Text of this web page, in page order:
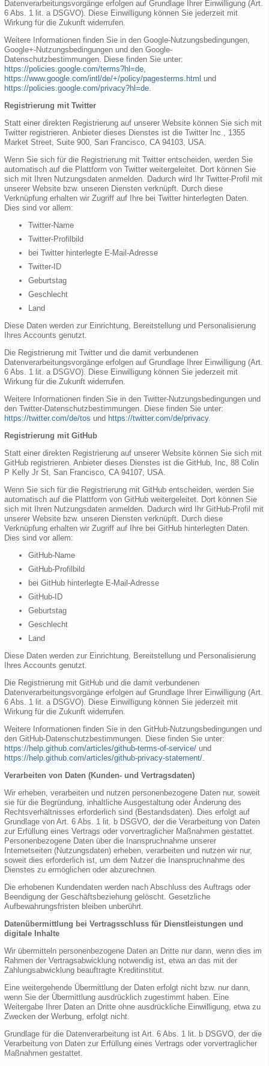
Datenverarbeitungsvorgänge erfolgen auf Grundlage Ihrer Einwilligung (Art.
6 Abs. 1 lit. a DSGVO). Diese Einwilligung können Sie jederzeit mit
Wirkung für die Zukunft widerrufen.
Weitere Informationen finden Sie in den Google-Nutzungsbedingungen,
Google+-Nutzungsbedingungen und den Google-
Datenschutzbestimmungen. Diese finden Sie unter:
https://policies.google.com/terms?hl=de,
https://www.google.com/intl/de/+/policy/pagesterms.html und
https://policies.google.com/privacy?hl=de.
Registrierung mit Twitter
Statt einer direkten Registrierung auf unserer Website können Sie sich mit
Twitter registrieren. Anbieter dieses Dienstes ist die Twitter Inc., 1355
Market Street, Suite 900, San Francisco, CA 94103, USA.
Wenn Sie sich für die Registrierung mit Twitter entscheiden, werden Sie
automatisch auf die Plattform von Twitter weitergeleitet. Dort können Sie
sich mit Ihren Nutzungsdaten anmelden. Dadurch wird Ihr Twitter-Profil mit
unserer Website bzw. unseren Diensten verknüpft. Durch diese
Verknüpfung erhalten wir Zugriff auf Ihre bei Twitter hinterlegten Daten.
Dies sind vor allem:
Twitter-Name
Twitter-Profilbild
bei Twitter hinterlegte E-Mail-Adresse
Twitter-ID
Geburtstag
Geschlecht
Land
Diese Daten werden zur Einrichtung, Bereitstellung und Personalisierung
Ihres Accounts genutzt.
Die Registrierung mit Twitter und die damit verbundenen
Datenverarbeitungsvorgänge erfolgen auf Grundlage Ihrer Einwilligung (Art.
6 Abs. 1 lit. a DSGVO). Diese Einwilligung können Sie jederzeit mit
Wirkung für die Zukunft widerrufen.
Weitere Informationen finden Sie in den Twitter-Nutzungsbedingungen und
den Twitter-Datenschutzbestimmungen. Diese finden Sie unter:
https://twitter.com/de/tos und https://twitter.com/de/privacy.
Registrierung mit GitHub
Statt einer direkten Registrierung auf unserer Website können Sie sich mit
GitHub registrieren. Anbieter dieses Dienstes ist die GitHub, Inc, 88 Colin
P Kelly Jr St, San Francisco, CA 94107, USA.
Wenn Sie sich für die Registrierung mit GitHub entscheiden, werden Sie
automatisch auf die Plattform von GitHub weitergeleitet. Dort können Sie
sich mit Ihren Nutzungsdaten anmelden. Dadurch wird Ihr GitHub-Profil mit
unserer Website bzw. unseren Diensten verknüpft. Durch diese
Verknüpfung erhalten wir Zugriff auf Ihre bei GitHub hinterlegten Daten.
Dies sind vor allem:
GitHub-Name
GitHub-Profilbild
bei GitHub hinterlegte E-Mail-Adresse
GitHub-ID
Geburtstag
Geschlecht
Land
Diese Daten werden zur Einrichtung, Bereitstellung und Personalisierung
Ihres Accounts genutzt.
Die Registrierung mit GitHub und die damit verbundenen
Datenverarbeitungsvorgänge erfolgen auf Grundlage Ihrer Einwilligung (Art.
6 Abs. 1 lit. a DSGVO). Diese Einwilligung können Sie jederzeit mit
Wirkung für die Zukunft widerrufen.
Weitere Informationen finden Sie in den GitHub-Nutzungsbedingungen und
den GitHub-Datenschutzbestimmungen. Diese finden Sie unter:
https://help.github.com/articles/github-terms-of-service/ und
https://help.github.com/articles/github-privacy-statement/.
Verarbeiten von Daten (Kunden- und Vertragsdaten)
Wir erheben, verarbeiten und nutzen personenbezogene Daten nur, soweit
sie für die Begründung, inhaltliche Ausgestaltung oder Änderung des
Rechtsverhältnisses erforderlich sind (Bestandsdaten). Dies erfolgt auf
Grundlage von Art. 6 Abs. 1 lit. b DSGVO, der die Verarbeitung von Daten
zur Erfüllung eines Vertrags oder vorvertraglicher Maßnahmen gestattet.
Personenbezogene Daten über die Inanspruchnahme unserer
Internetseiten (Nutzungsdaten) erheben, verarbeiten und nutzen wir nur,
soweit dies erforderlich ist, um dem Nutzer die Inanspruchnahme des
Dienstes zu ermöglichen oder abzurechnen.
Die erhobenen Kundendaten werden nach Abschluss des Auftrags oder
Beendigung der Geschäftsbeziehung gelöscht. Gesetzliche
Aufbewahrungsfristen bleiben unberührt.
Datenübermittlung bei Vertragsschluss für Dienstleistungen und
digitale Inhalte
Wir übermitteln personenbezogene Daten an Dritte nur dann, wenn dies im
Rahmen der Vertragsabwicklung notwendig ist, etwa an das mit der
Zahlungsabwicklung beauftragte Kreditinstitut.
Eine weitergehende Übermittlung der Daten erfolgt nicht bzw. nur dann,
wenn Sie der Übermittlung ausdrücklich zugestimmt haben. Eine
Weitergabe Ihrer Daten an Dritte ohne ausdrückliche Einwilligung, etwa zu
Zwecken der Werbung, erfolgt nicht.
Grundlage für die Datenverarbeitung ist Art. 6 Abs. 1 lit. b DSGVO, der die
Verarbeitung von Daten zur Erfüllung eines Vertrags oder vorvertraglicher
Maßnahmen gestattet.